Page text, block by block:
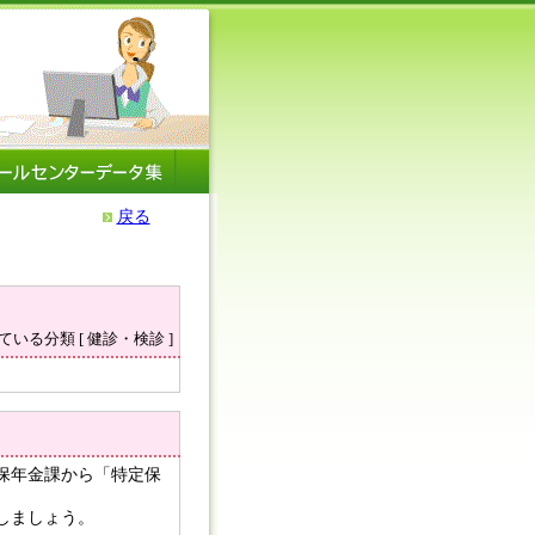
戻る
いる分類 [ 健診・検診 ]
年金課から「特定保
しょう。